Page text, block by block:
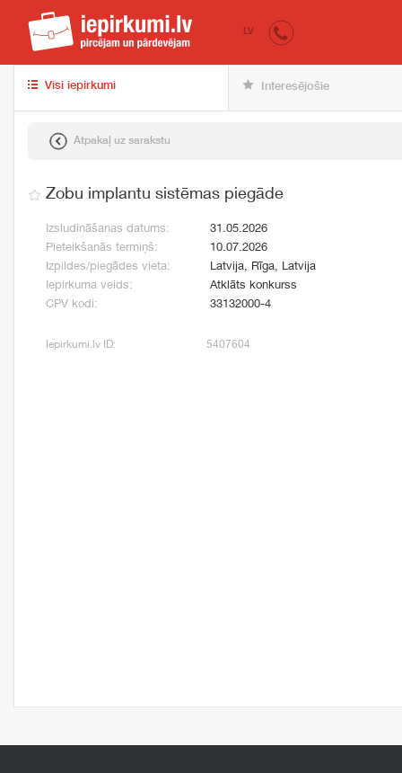
iepirkumi.lv
LV
Visi iepirkumi Interesējošie
Atpakaļ uz sarakstu
Zobu implantu sistēmas piegāde
Izsludināšanas datums:
31.05.2026
Pieteikšanās termiņš:
10.07.2026
Izpildes/piegādes vieta:
Latvija, Rīga, Latvija
Iepirkuma veids:
Atklāts konkurss
CPV kodi:
33132000-4
Iepirkumi.lv ID: 5407604